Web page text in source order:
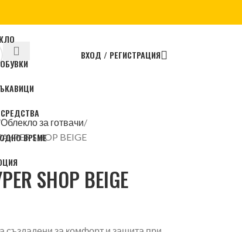
ВХОД / РЕГИСТРАЦИЯ
ВРЕМЕ
Облекло за готвачи
SHOP BEIGE
SHOP BEIGE